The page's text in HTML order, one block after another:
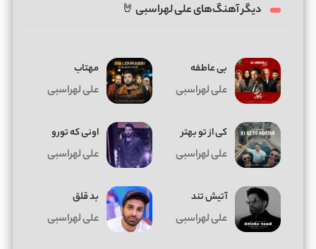
دیگر آهنگ‌های علی لهراسبی 🤘
بی عاطفه
علی لهراسبی
مهتاب
علی لهراسبی
کی از تو بهتر
علی لهراسبی
اونی که تورو
علی لهراسبی
آتیش تند
علی لهراسبی
بد قلق
علی لهراسبی